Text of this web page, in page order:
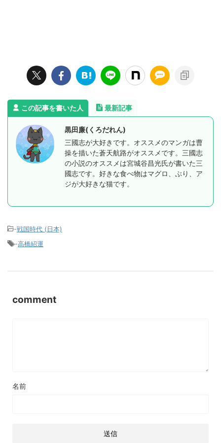
この記事を書いた人 最新記事
黒田廉(くろだれん)
三國志が大好きです。オススメのマンガは曹
操を描いた蒼天航路がオススメです。三國志
の小説のオススメは宮城谷昌光氏が書いた三
國志です。好きな食べ物はマグロ、ぶり、ア
ジが大好きな猫です。
-戦国時代 (日本)
-高橋紹運
comment
名前